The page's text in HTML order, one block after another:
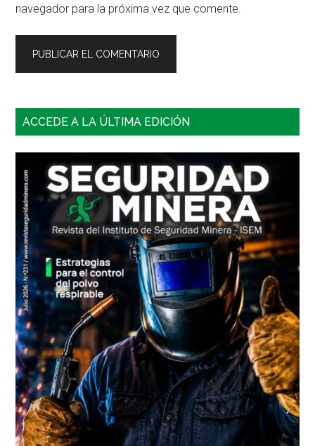
navegador para la próxima vez que comente.
Barra
principal
ACCEDE A LA ÚLTIMA EDICIÓN